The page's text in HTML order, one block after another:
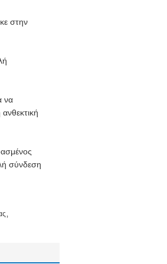
στην
να
σύνδεση